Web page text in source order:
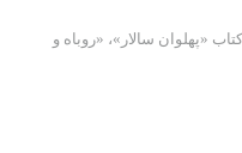
«پهلوان سالار»، «روباه و